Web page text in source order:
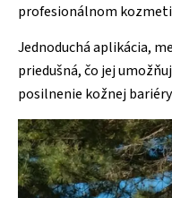
profesionálnom
Jednoduchá aplikácia,
priedušná, čo jej
posilnenie kožnej